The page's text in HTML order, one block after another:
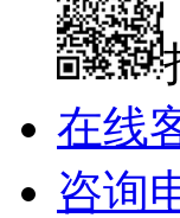
在线
咨询